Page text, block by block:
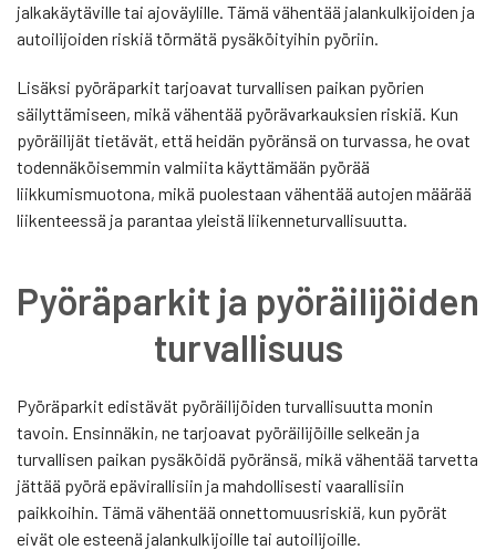
jalkakäytäville tai ajoväylille. Tämä vähentää jalankulkijoiden ja
autoilijoiden riskiä törmätä pysäköityihin pyöriin.
Lisäksi pyöräparkit tarjoavat turvallisen paikan pyörien
säilyttämiseen, mikä vähentää pyörävarkauksien riskiä. Kun
pyöräilijät tietävät, että heidän pyöränsä on turvassa, he ovat
todennäköisemmin valmiita käyttämään pyörää
liikkumismuotona, mikä puolestaan vähentää autojen määrää
liikenteessä ja parantaa yleistä liikenneturvallisuutta.
Pyöräparkit ja pyöräilijöiden
turvallisuus
Pyöräparkit edistävät pyöräilijöiden turvallisuutta monin
tavoin. Ensinnäkin, ne tarjoavat pyöräilijöille selkeän ja
turvallisen paikan pysäköidä pyöränsä, mikä vähentää tarvetta
jättää pyörä epävirallisiin ja mahdollisesti vaarallisiin
paikkoihin. Tämä vähentää onnettomuusriskiä, kun pyörät
eivät ole esteenä jalankulkijoille tai autoilijoille.